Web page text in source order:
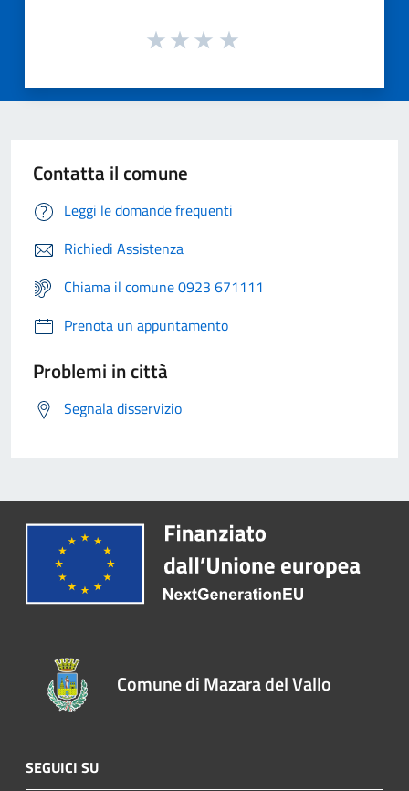
Contatta il comune
Leggi le domande frequenti
Richiedi Assistenza
Chiama il comune 0923 671111
Prenota un appuntamento
Problemi in città
Segnala disservizio
Comune di Mazara del Vallo
SEGUICI SU